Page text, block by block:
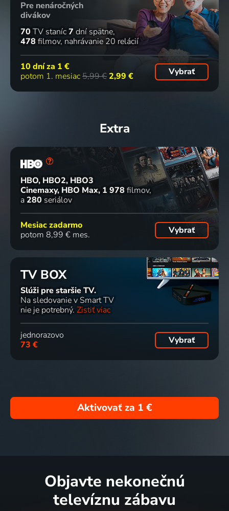
Pre nenáročných
divákov
70 TV staníc7 dní spätne
478 filmov nahrávanie 20 relácií
10 dní za 1 €
potom 1. mesiac5,99 € 2,99 € Vybrať
Extra
HBO, HBO2, HBO3
Cinemaxy, HBO Max 1 978 filmov
a 280 seriálov
Mesiac zadarmo
potom 8,99 € mes.
Vybrať
TV BOX
Slúži pre staršie TV.
Na sledovanie v Smart TV
nie je potrebný. Zistiť viac
jednorazovo
73 €
Vybrať
Aktivovať za 1 €
Objavte nekonečnú
televíznu zábavu